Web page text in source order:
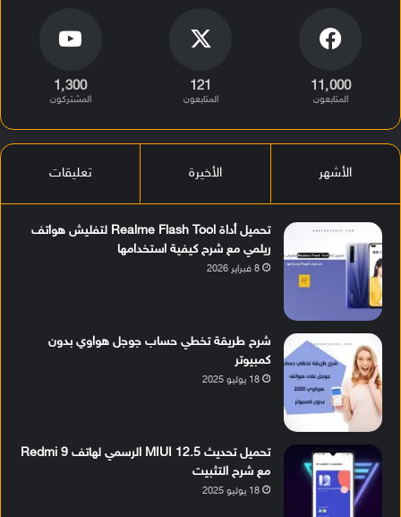
11٬000
المتابعون
121
المتابعون
1٬300
المشتركون
الأشهر الأخيرة تعليقات
تحميل أداة Realme Flash Tool لتفليش هواتف
ريلمي مع شرح كيفية استخدامها
8 فبراير 2026
شرح طريقة تخطي حساب جوجل هواوي بدون
كمبيوتر
18 يوليو 2025
تحميل تحديث MIUI 12.5 الرسمي لهاتف Redmi 9
مع شرح التثبيت
18 يوليو 2025